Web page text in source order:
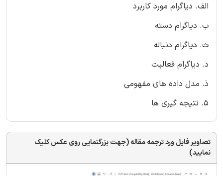
الف. دیاگرام مورد کاربرد
ب. دیاگرام دسته
ث. دیاگرام دنباله
د. دیاگرام فعالیت
ذ. مدل داده های مفهومی
5. نتیجه گیری ها
تصاویر فایل ورد ترجمه مقاله (جهت بزرگنمایی روی عکس کلیک
نمایید)